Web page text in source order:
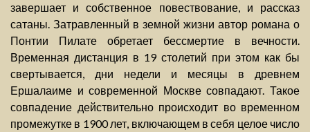
завершает и собственное повествование, и рассказ
сатаны. Затравленный в земной жизни автор романа о
Понтии Пилате обретает бессмертие в вечности.
Временная дистанция в 19 столетий при этом как бы
свертывается, дни недели и месяцы в древнем
Ершалаиме и современной Москве совпадают. Такое
совпадение действительно происходит во временном
промежутке в 1900 лет, включающем в себя целое число